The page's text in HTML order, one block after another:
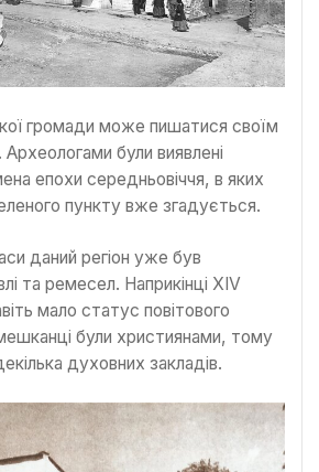
громади може пишатися своїм
були виявлені
епохи середньовіччя, в яких
пункту вже згадується.
даний регіон уже був
та ремесел. Наприкінці ХІV
мало статус повітового
були християнами, тому
духовних закладів.